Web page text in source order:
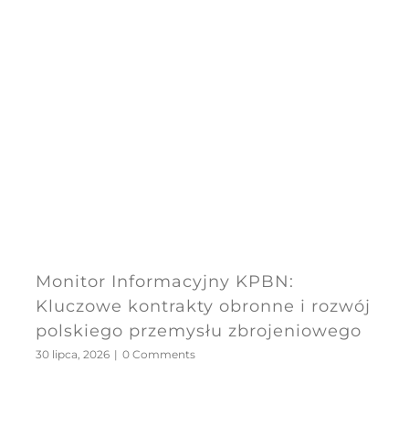
Monitor Informacyjny KPBN:
Kluczowe kontrakty obronne i rozwój
polskiego przemysłu zbrojeniowego
30 lipca, 2026 | 0 Comments